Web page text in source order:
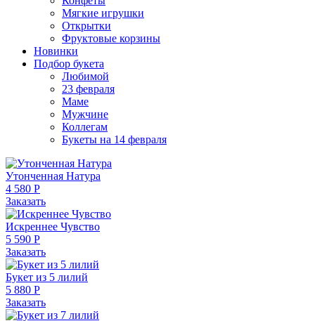
Мягкие игрушки
Открытки
Фруктовые корзины
Новинки
Подбор букета
Любимой
23 февраля
Маме
Мужчине
Коллегам
Букеты на 14 февраля
Утонченная Натура
4 580 Р
Заказать
Искреннее Чувство
5 590 Р
Заказать
Букет из 5 лилий
5 880 Р
Заказать